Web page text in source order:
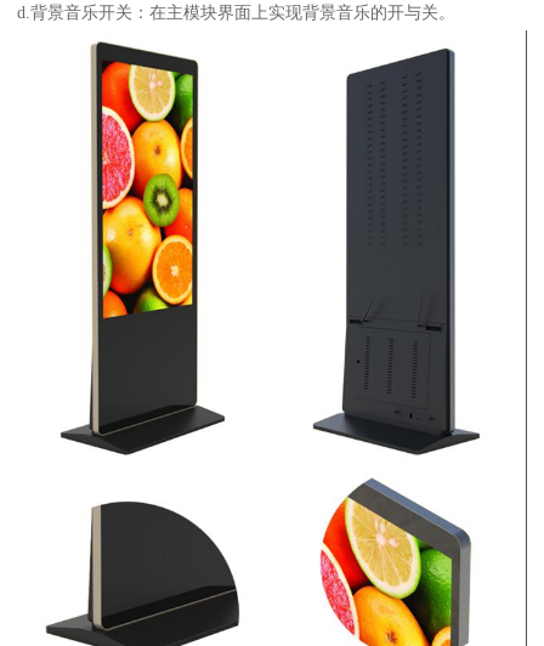
d.背景音乐开关：在主模块界面上实现背景音乐的开与关。